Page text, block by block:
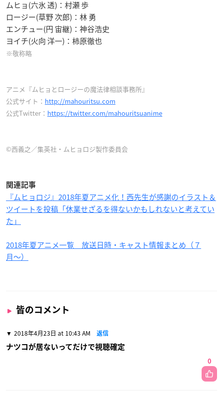
ムヒョ(六氷 透)：村瀬 歩
ロージー(草野 次郎)：林 勇
エンチュー(円 宙継)：神谷浩史
ヨイチ(火向 洋一)：柿原徹也
※敬称略
アニメ『ムヒョとロージーの魔法律相談事務所』
公式サイト： http://mahouritsu.com
公式Twitter： https://twitter.com/mahouritsuanime
©西義之／集英社・ムヒョロジ製作委員会
関連記事
『ムヒョロジ』2018年夏アニメ化！西先生が感謝のイラスト＆
ツイートを投稿「休業せざるを得ないかもしれないと考えてい
た」
2018年夏アニメ一覧 放送日時・キャスト情報まとめ（７
月〜）
皆のコメント
2018年4月23日 at 10:43 AM 返信
ナツコが居ないってだけで視聴確定
0